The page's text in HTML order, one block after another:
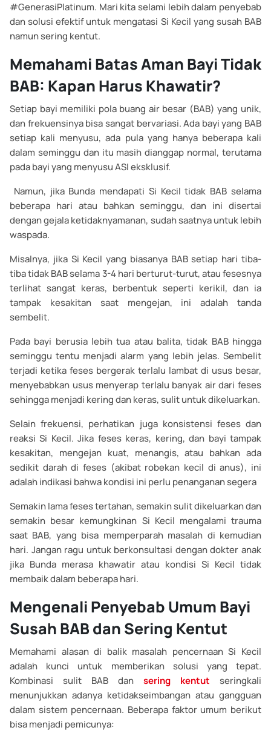
#GenerasiPlatinum. Mari kita selami lebih dalam penyebab
dan solusi efektif untuk mengatasi Si Kecil yang susah BAB
namun sering kentut.
Memahami Batas Aman Bayi Tidak
BAB: Kapan Harus Khawatir?
Setiap bayi memiliki pola buang air besar (BAB) yang unik,
dan frekuensinya bisa sangat bervariasi. Ada bayi yang BAB
setiap kali menyusu, ada pula yang hanya beberapa kali
dalam seminggu dan itu masih dianggap normal, terutama
pada bayi yang menyusu ASI eksklusif.
Namun, jika Bunda mendapati Si Kecil tidak BAB selama
beberapa hari atau bahkan seminggu, dan ini disertai
dengan gejala ketidaknyamanan, sudah saatnya untuk lebih
waspada.
Misalnya, jika Si Kecil yang biasanya BAB setiap hari tiba-
tiba tidak BAB selama 3-4 hari berturut-turut, atau fesesnya
terlihat sangat keras, berbentuk seperti kerikil, dan ia
tampak kesakitan saat mengejan, ini adalah tanda
sembelit.
Pada bayi berusia lebih tua atau balita, tidak BAB hingga
seminggu tentu menjadi alarm yang lebih jelas. Sembelit
terjadi ketika feses bergerak terlalu lambat di usus besar,
menyebabkan usus menyerap terlalu banyak air dari feses
sehingga menjadi kering dan keras, sulit untuk dikeluarkan.
Selain frekuensi, perhatikan juga konsistensi feses dan
reaksi Si Kecil. Jika feses keras, kering, dan bayi tampak
kesakitan, mengejan kuat, menangis, atau bahkan ada
sedikit darah di feses (akibat robekan kecil di anus), ini
adalah indikasi bahwa kondisi ini perlu penanganan segera
Semakin lama feses tertahan, semakin sulit dikeluarkan dan
semakin besar kemungkinan Si Kecil mengalami trauma
saat BAB, yang bisa memperparah masalah di kemudian
hari. Jangan ragu untuk berkonsultasi dengan dokter anak
jika Bunda merasa khawatir atau kondisi Si Kecil tidak
membaik dalam beberapa hari.
Mengenali Penyebab Umum Bayi
Susah BAB dan Sering Kentut
Memahami alasan di balik masalah pencernaan Si Kecil
adalah kunci untuk memberikan solusi yang tepat.
Kombinasi sulit BAB dan sering kentut seringkali
menunjukkan adanya ketidakseimbangan atau gangguan
dalam sistem pencernaan. Beberapa faktor umum berikut
bisa menjadi pemicunya: